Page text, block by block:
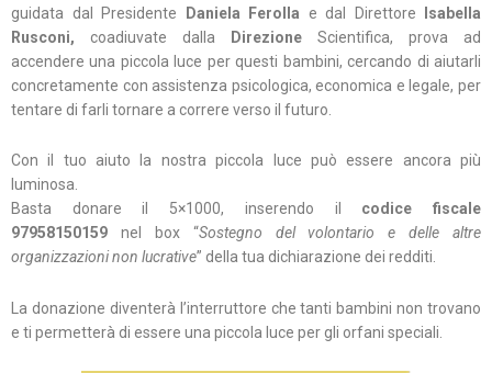
guidata dal Presidente
Daniela Ferolla e dal Direttore
Isabella
Rusconi, coadiuvate dalla Direzione Scientifica, prova ad
accendere una piccola luce per questi bambini, cercando di aiutarli
concretamente con assistenza psicologica, economica e legale, per
tentare di farli tornare a correre verso il futuro.
Con il tuo aiuto la nostra piccola luce può essere ancora più
luminosa.
Basta donare il 5×1000, inserendo il codice fiscale
97958150159 nel box “Sostegno del volontario e delle altre
organizzazioni non lucrative” della tua dichiarazione dei redditi.
La donazione diventerà l’interruttore che tanti bambini non trovano
e ti permetterà di essere una piccola luce per gli orfani speciali.